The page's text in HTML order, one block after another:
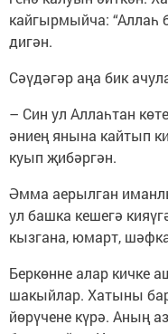
кайгырмыйча: “Аллаһ
дигән.
Сәүдәгәр аңа бик
– Син ул Аллаһтан
әниең янына кайтып
куып җибәргән.
Әмма аерылган
ул башка кешегә
кызгана, юмарт,
Беркөнне алар кичке
шакыйлар. Хатыны
йөрүчене күрә. Аның